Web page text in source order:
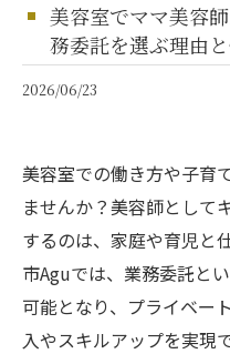
美容室でママ美容
務委託を選ぶ理由
2026/06/23
美容室での働き方や子育
ませんか？美容師として
するのは、家庭や育児と
市Aguでは、業務委託と
可能となり、プライベー
入やスキルアップを実現